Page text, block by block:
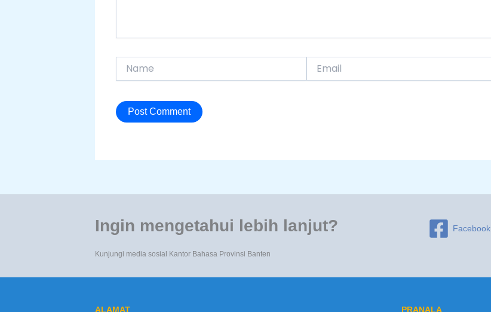
Ingin mengetahui lebih lanjut?
Kunjungi media sosial Kantor Bahasa Provinsi Banten
Facebook
ALAMAT PRANALA